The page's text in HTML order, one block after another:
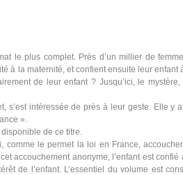
le plus complet. Près d’un millier de
à la maternité, et confient ensuite leur enfant
de leur enfant ? Jusqu’ici, le
s’est intéressée de près à leur geste. Elle y
».
de ce titre.
comme le permet la loi en France,
accouchement anonyme, l’enfant est confié
de l’enfant. L’essentiel du volume est